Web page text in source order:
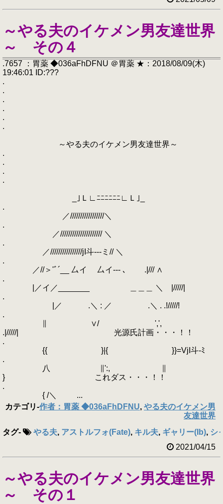
～やる夫のイケメン男友達世界
～ その４
.7657 ：胃薬 ◆036aFhDFNU ＠胃薬 ★：2018/08/09(木)
19:46:01 ID:???
.
.
.
.
.
.
～やる夫のイケメン男友達世界～
.
.
.
.
_｣Ｌ∟ﾆﾆﾆﾆﾆﾆ∟Ｌ｣_
.
／/////////////////＼
.
／///////////////////// ＼
.
／////////////////jI斗---ミ// ＼
.
／//＞'ﾞ´__ 厶イ 厶イ--- ､ .|/// ∧
.
|／イ／_______ ＿＿＿ ＼ |/////|
.
|／ .＼ : ／ .＼ . .!/////!
.
∥ ∨/ ',',
.|/////| 光源氏計画・・・！！
.
{{ }|{ }}=VjI斗-ﾐ
.
八 ∥':, ∥
} これダス・・・！！
.
{ /＼ ...
カテゴリ-作者：胃薬 ◆036aFhDFNU, やる夫のイケメン男
友達世界
タグ- やる夫, アストルフォ(Fate), キル夫, ギャリー(Ib), シ
2021/04/15
～やる夫のイケメン男友達世界
～ その１